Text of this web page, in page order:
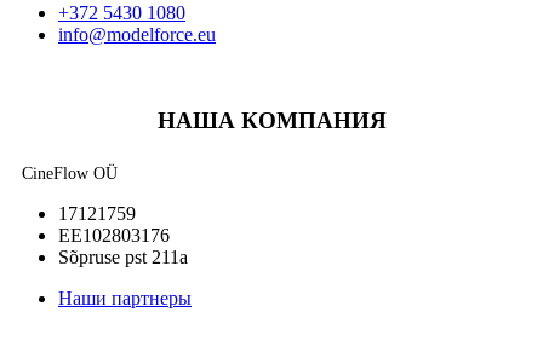
+372 5430 1080
info@modelforce.eu
НАША КОМПАНИЯ
CineFlow OÜ
17121759
EE102803176
Sõpruse pst 211a
Наши партнеры